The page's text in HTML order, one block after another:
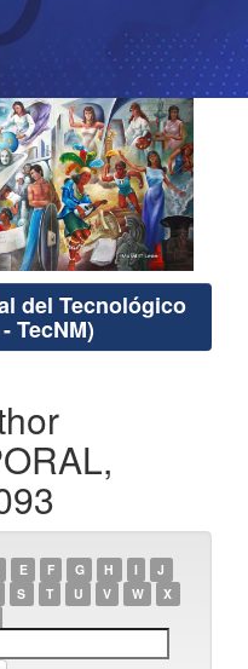
del Tecnológico
TecNM)
E F G H I
J
S T U V W
X